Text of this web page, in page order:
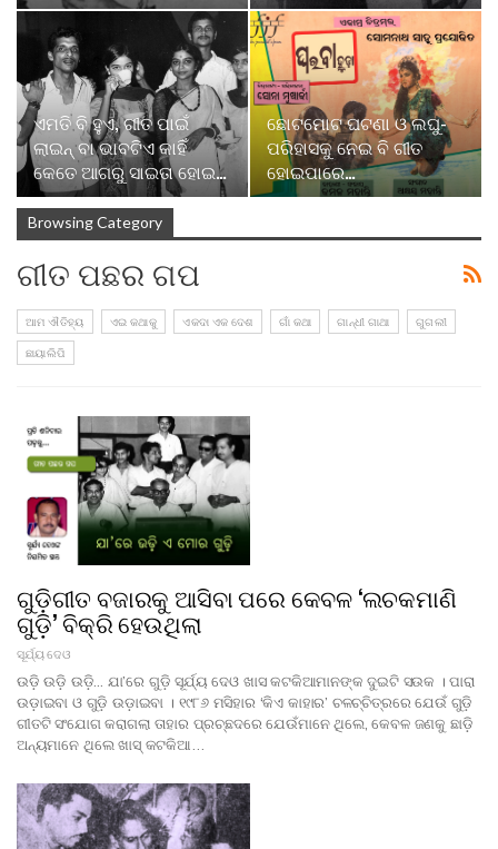
ଏମତି ବି ହୁଏ, ଗୀତ ପାଇଁ
ଲାଇନ୍ ବା ଭାବଟିଏ କାହିଁ
କେତେ ଆଗରୁ ସାଇତା ହୋଇ…
ଛୋଟମୋଟ ଘଟଣା ଓ ଲଘୁ-
ପରିହାସକୁ ନେଇ ବି ଗୀତ
ହୋଇପାରେ…
Browsing Category
ଗୀତ ପଛର ଗପ
ଆମ ଐତିହ୍ୟ ଏଇ କଥାକୁ ଏକଦା ଏକ ଦେଶ ଗାଁ କଥା ଗାନ୍ଧୀ ଗାଥା
ଗୁଗଲୀ
ଛାୟାଲିପି
ଗୁଡ଼ିଗୀତ ବଜାରକୁ ଆସିବା ପରେ କେବଳ ‘ଲଚକମାଣି
ଗୁଡ଼ି’ ବିକ୍ରି ହେଉଥିଲା
ସୂର୍ଯ୍ୟ ଦେଓ
ଉଡ଼ି ଉଡ଼ି ଉଡ଼ି... ଯା’ରେ ଗୁଡ଼ି ସୂର୍ଯ୍ୟ ଦେଓ ଖାସ କଟକିଆମାନଙ୍କ ଦୁଇଟି ସଉକ । ପାରା
ଉଡ଼ାଇବା ଓ ଗୁଡ଼ି ଉଡ଼ାଇବା । ୧୯୮୬ ମସିହାର ‘କିଏ କାହାର’ ଚଳଚ୍ଚିତ୍ରରେ ଯେଉଁ ଗୁଡ଼ି
ଗୀତଟି ସଂଯୋଗ କରାଗଲା ତାହାର ପ୍ରଚ୍ଛଦରେ ଯେଉଁମାନେ ଥିଲେ, କେବଳ ଜଣକୁ ଛାଡ଼ି
ଅନ୍ୟମାନେ ଥିଲେ ଖାସ୍ କଟକିଆ…